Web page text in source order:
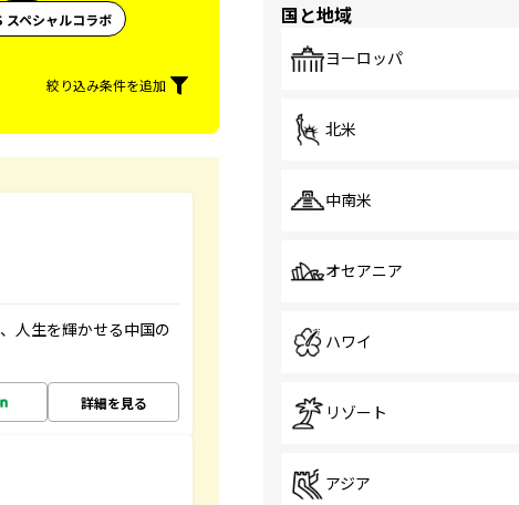
スペシャルコラボ
絞り込み条件を追加
人生を輝かせる中国の
詳細を見る
国と地域
ヨーロッパ
北米
中南米
オセアニア
ハワイ
リゾート
アジア